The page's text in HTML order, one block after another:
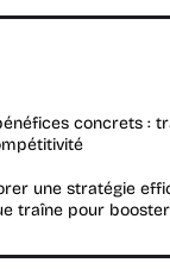
concrets :
une stratégie
traîne pour